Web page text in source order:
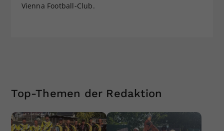
Vienna Football-Club.
Top-Themen der Redaktion